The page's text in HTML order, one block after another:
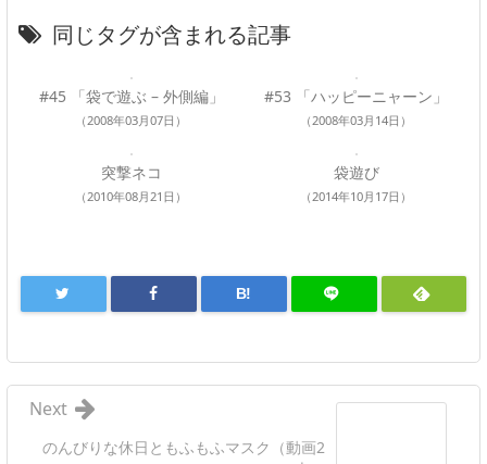
同じタグが含まれる記事
#45 「袋で遊ぶ – 外側編」
（2008年03月07日）
#53 「ハッピーニャーン」
（2008年03月14日）
突撃ネコ
（2010年08月21日）
袋遊び
（2014年10月17日）
B!
のんびりな休日ともふもふマスク（動画2
Next